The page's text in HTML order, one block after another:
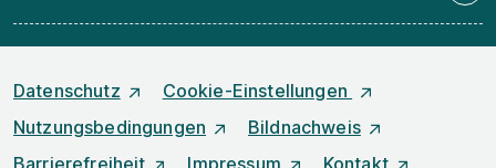
Datenschutz
Cookie-Einstellungen
Nutzungsbedingungen
Bildnachweis